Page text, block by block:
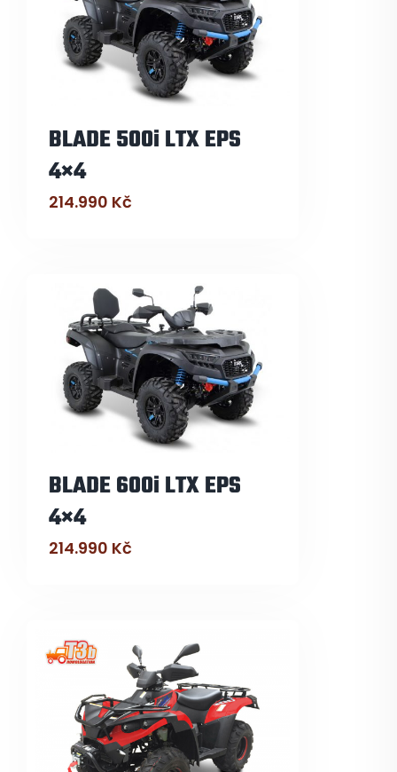
BLADE 500i LTX EPS
4×4
214.990 Kč
BLADE 600i LTX EPS
4×4
214.990 Kč